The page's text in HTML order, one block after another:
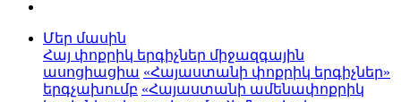
Մեր մասին
Հայ փոքրիկ երգիչներ միջազգային
ասոցիացիա «Հայաստանի փոքրիկ երգիչներ»
երգչախումբ «Հայաստանի ամենափոքրիկ